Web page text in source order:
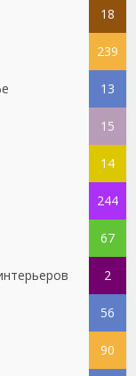
18
239
13
15
14
244
67
2
56
90